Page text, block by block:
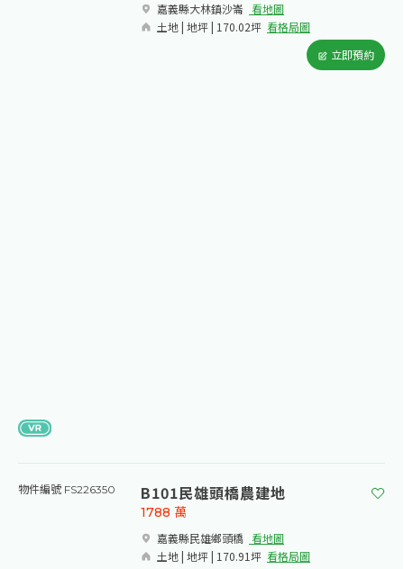
嘉義縣大林鎮沙崙​ 看地圖
土地 | 地坪 | 170.02坪 看格局圖
立即預約
物件編號 FS226350 B101民雄頭橋農建地
嘉義縣民雄鄉頭橋​ 看地圖
土地 | 地坪 | 170.91坪 看格局圖
1788 萬